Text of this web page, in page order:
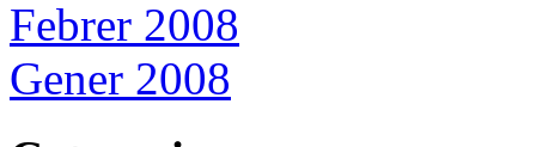
Febrer 2008
Gener 2008